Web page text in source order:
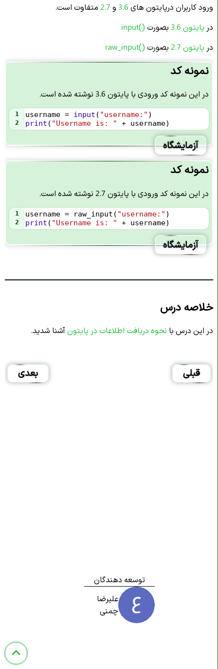
ورود کاربران درپایتون های 3.6 و 2.7 متفاوت است.
در پایتون 3.6 بصورت()input
در پایتون 2.7 بصورت()
raw_input
نمونه کد
در این نمونه کد ورودی با پایتون 3.6 نوشته شده است.
1 username = input ( "username:" )
2 print ( "Username is: " + username)
آزمایشگاه
نمونه کد
در این نمونه کد ورودی با پایتون 2.7 نوشته شده است.
1 username = raw_input ( "username:" )
2 print ( "Username is: " + username)
آزمایشگاه
خلاصه درس
در این درس با نحوه دریافت اطلاعات در پایتون آشنا شدید.
قبلی بعدی
توسعه دهندگان
علیرضا
چمنی